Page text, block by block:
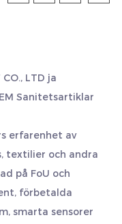
LTD ja
Sanitetsartiklar
erfarenhet av
textilier och andra
på FoU och
förbetalda
smarta sensorer